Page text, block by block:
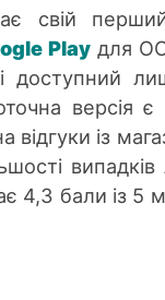
свій
Play для
доступний
версія є
відгуки із
4,3 бали із